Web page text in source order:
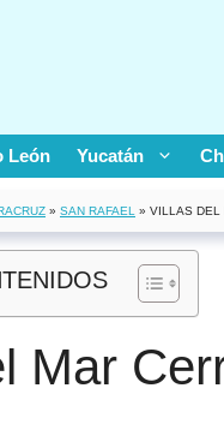
León Yucatán
» SAN RAFAEL » VILLAS DEL
Mar